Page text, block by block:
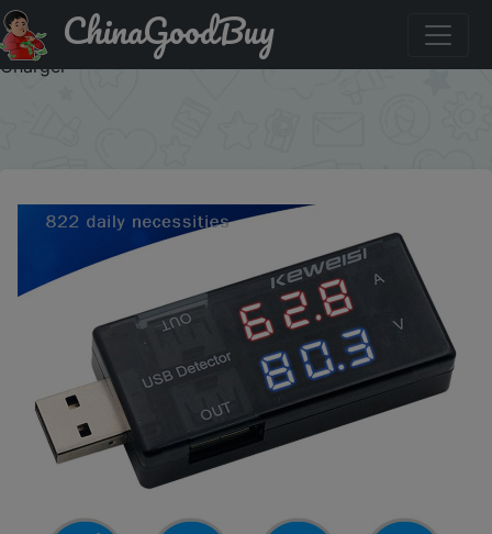
Купить по скидке: convenientUSB Current Voltage
Charging Detector Tester Battery Voltmeter Ammeter
Charger
ChinaGoodBuy